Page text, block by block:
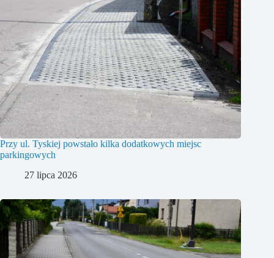
Przy ul. Tyskiej powstało kilka dodatkowych miejsc
parkingowych
27 lipca 2026